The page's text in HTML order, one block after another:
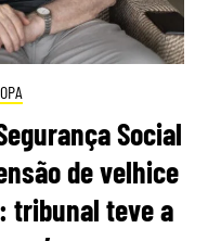
Social
de velhice
tribunal teve a